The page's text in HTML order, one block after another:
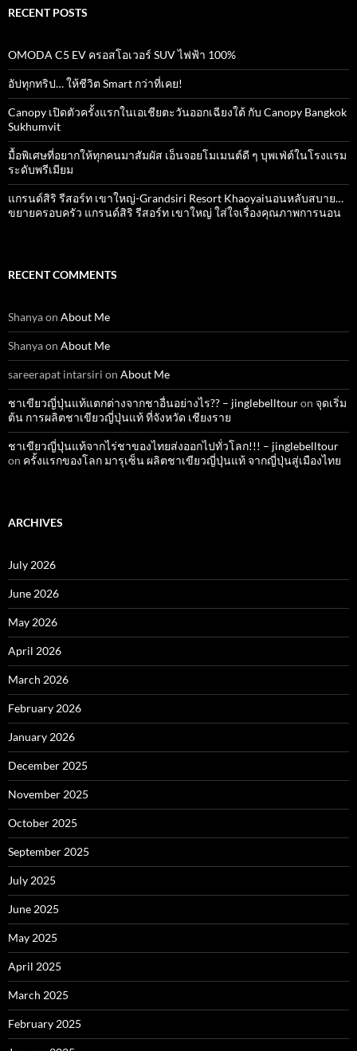
RECENT POSTS
OMODA C5 EV ครอสโอเวอร์ SUV ไฟฟ้า 100%
อัปทุกทริป… ให้ชีวิต Smart กว่าที่เคย!
Canopy เปิดตัวครั้งแรกในเอเชียตะวันออกเฉียงใต้ กับ Canopy Bangkok
Sukhumvit
มื้อพิเศษที่อยากให้ทุกคนมาสัมผัส เอ็นจอยโมเมนต์ดี ๆ บุพเฟ่ต์ในโรงแรม
ระดับพรีเมียม
แกรนด์สิริ​ รีสอร์ท​ เขาใหญ่​-Grandsiri​ Resort​ Khaoyaiนอนหลับสบาย…
ขยายครอบครัว แกรนด์สิริ รีสอร์ท เขาใหญ่ ใส่ใจเรื่องคุณภาพการนอน
RECENT COMMENTS
Shanyaon About Me
Shanyaon About Me
sareerapat intarsiri on About Me
ชาเขียวญี่ปุ่นแท้แตกต่างจากชาอื่นอย่างไร?? – jinglebelltouron จุดเริ่ม
ต้น การผลิตชาเขียวญี่ปุ่นแท้ ที่จังหวัด เชียงราย
ชาเขียวญี่ปุ่นแท้จากไร่ชาของไทยส่งออกไปทั่วโลก!!! – jinglebelltour
on ครั้งแรกของโลก มารุเซ็น ผลิตชาเขียวญี่ปุ่นแท้ จากญี่ปุ่นสู่เมืองไทย
ARCHIVES
July 2026
June 2026
May 2026
April 2026
March 2026
February 2026
January 2026
December 2025
November 2025
October 2025
September 2025
July 2025
June 2025
May 2025
April 2025
March 2025
February 2025